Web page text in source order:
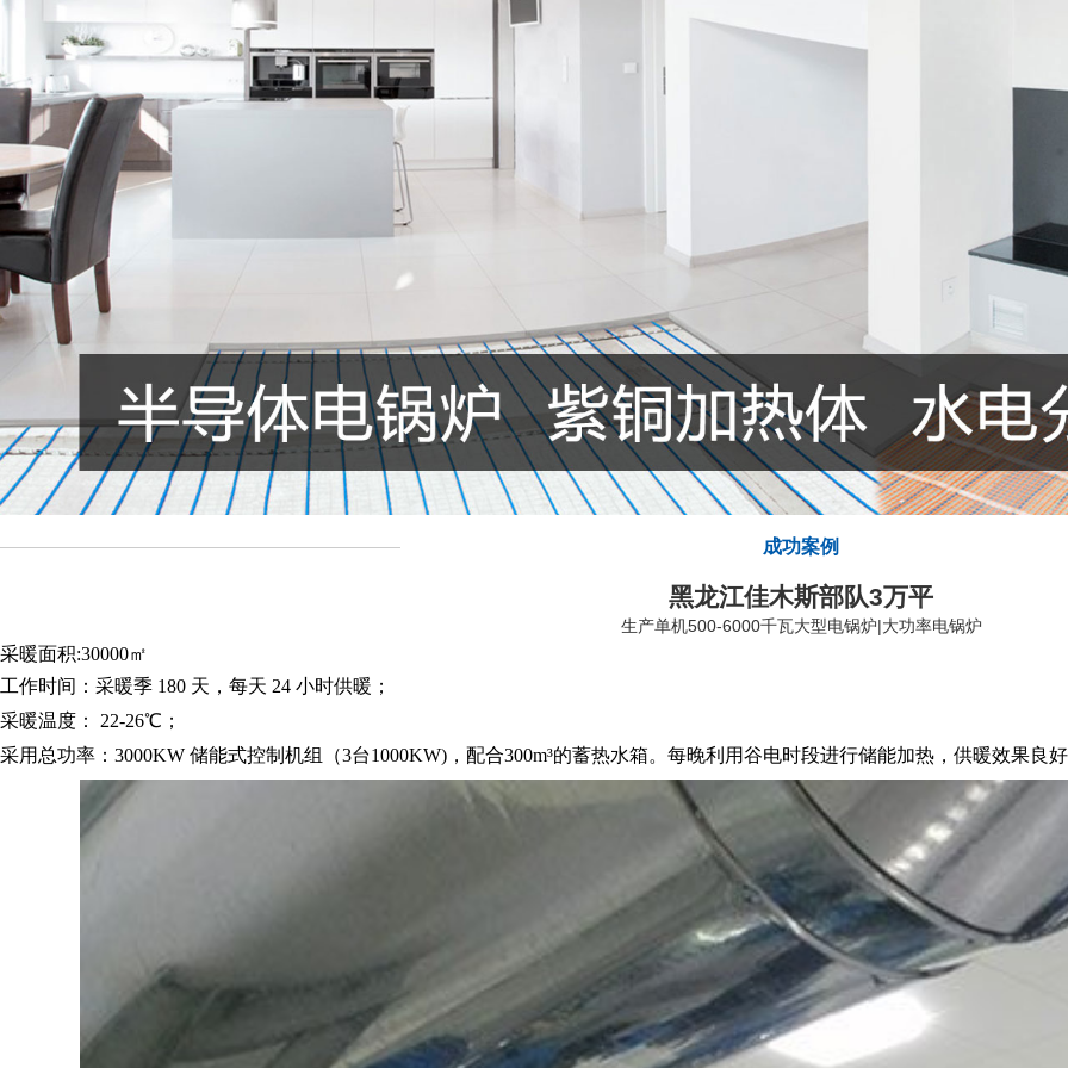
成功案例
黑龙江佳木斯部队3万平
生产单机500-6000千瓦大型电锅炉|大功率电锅炉
采暖面积:30000㎡
工作时间：采暖季 180 天，每天 24 小时供暖；
采暖温度：
22-26℃；
采用总功率： 3000KW 储能式控制机组（3台1000KW)，配合300m³的蓄热水箱。每晚利用谷电时段进行储能加热，供暖效果良